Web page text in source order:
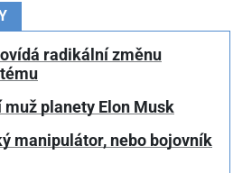
radikální změnu
muž planety Elon Musk
manipulátor, nebo bojovník